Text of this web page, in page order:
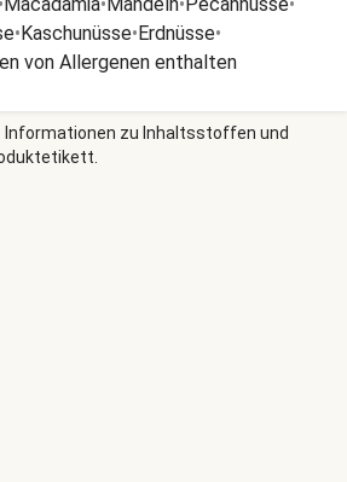
•Kaschunüsse•Erdnüsse•
von Allergenen enthalten
Informationen zu Inhaltsstoffen und